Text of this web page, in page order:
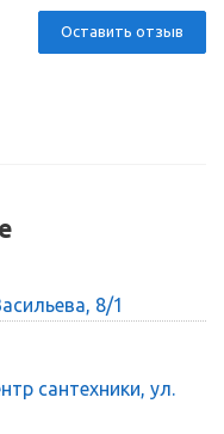
Оставить отзыв
8/1
сантехники, ул.